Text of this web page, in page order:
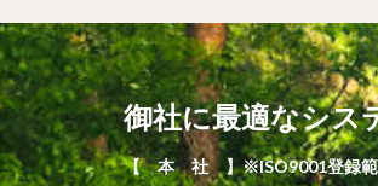
御社に最適なシス
【 本 社 】※ISO9001登録範囲